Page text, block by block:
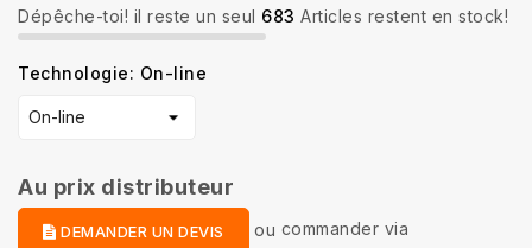
Dépêche-toi! il reste un seul 683 Articles restent en stock!
Technologie: On-line
Au prix distributeur
DEMANDER UN DEVIS ou commander via